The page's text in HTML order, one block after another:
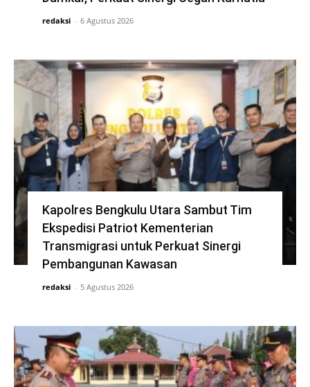
redaksi - 6 Agustus 2026
Kapolres Bengkulu Utara Sambut Tim
Ekspedisi Patriot Kementerian
Transmigrasi untuk Perkuat Sinergi
Pembangunan Kawasan
redaksi - 5 Agustus 2026